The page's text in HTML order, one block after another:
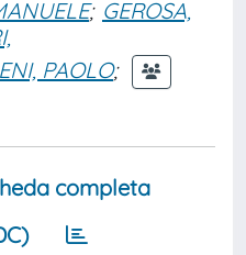
; GEROSA,
PAOLO;
completa